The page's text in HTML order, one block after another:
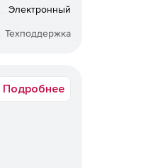
Windows,
т. д.
Электронный
Техподдержка
Подробнее